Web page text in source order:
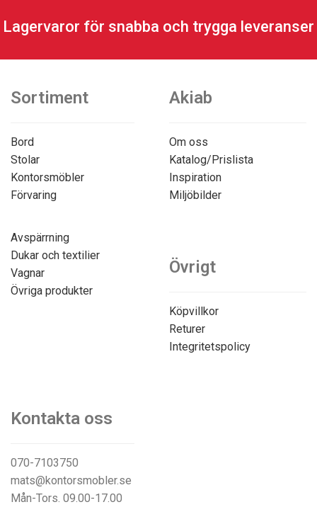
Lagervaror för snabba och trygga leveranser
Sortiment
Bord
Stolar
Kontorsmöbler
Förvaring
Avspärrning
Dukar och textilier
Vagnar
Övriga produkter
Akiab
Om oss
Katalog/Prislista
Inspiration
Miljöbilder
Övrigt
Köpvillkor
Returer
Integritetspolicy
Kontakta oss
070-7103750
mats@kontorsmobler.se
Mån-Tors. 09.00-17.00